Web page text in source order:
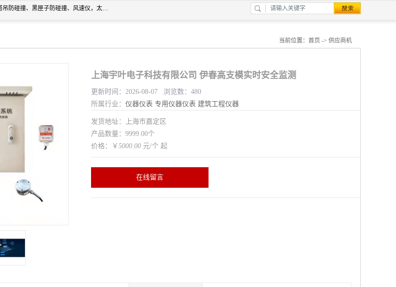
上海宇叶电子科技有限公司是吊钩视频监控、升降机监控、卸料平台监控、塔吊防碰撞、黑匣子防碰撞、风速仪，太阳能障碍灯安全提示灯等一系列升降机的常用配件产品专业研发生产加工的公司，拥有完整、科学的质量管理体系。
当前位置： 首页 -> 供应商机
上海宇叶电子科技有限公司 伊春高支模实时安全监测
更新时间：2026-08-07 浏览数：480
所属行业： 仪器仪表 专用仪器仪表 建筑工程仪器
发货地址：上海市嘉定区
产品数量：9999.00个
价格：￥ 5000.00 元/个 起
在线留言